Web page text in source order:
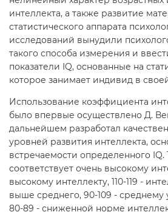
интеллекта, а также развитие
статистического аппарата
исследований вынудили
такого способа измерения и
показатели IQ, основанные на
которое занимает индивид в
Использование коэффициента
было впервые осуществлено Д.
дальнейшем разработал
уровней развития интеллекта,
встречаемости определенного IQ.
соответствует очень высокому
высокому интеллекту, 110-119 -
выше среднего, 90-109 - среднему
80-89 - сниженной норме